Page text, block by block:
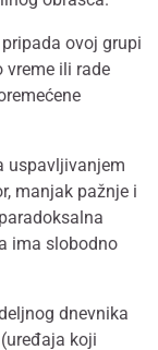
ovoj grupi
vreme ili rade
uspavljivanjem
manjak pažnje i
ima slobodno
dnevnika
(uređaja koji